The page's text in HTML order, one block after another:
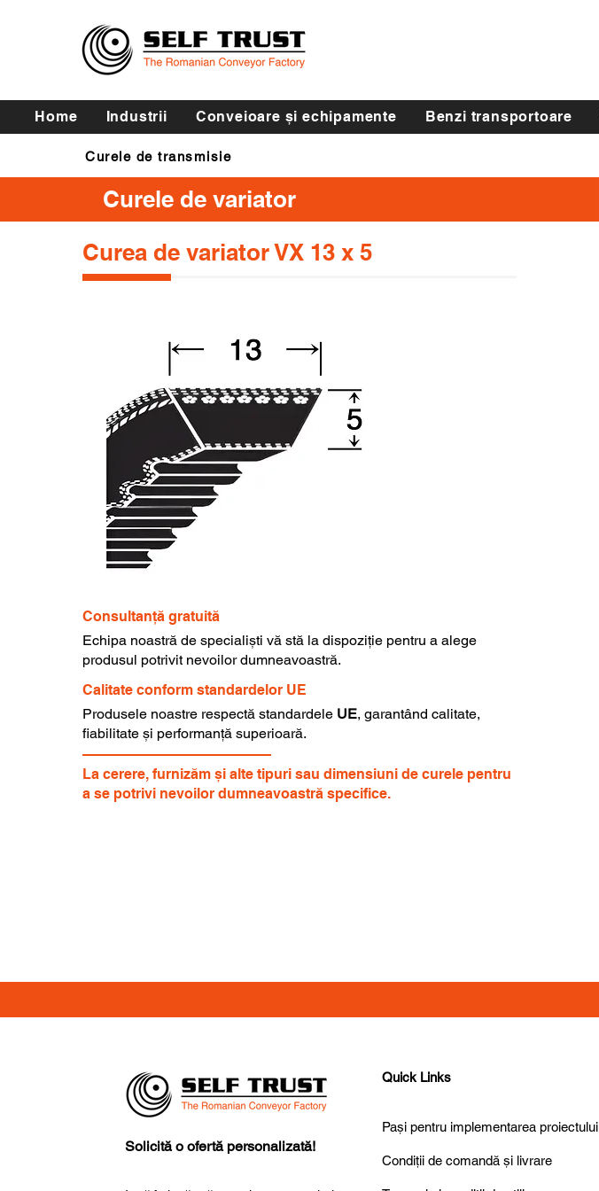
Home Industrii Conveioare și echipamente Benzi transportoare
Curele de transmisie
Curele de variator
Curea de variator VX 13 x 5
Consultanță gratuită
Echipa noastră de specialiști vă stă la dispoziție pentru a alege
produsul potrivit nevoilor dumneavoastră.
Calitate conform standardelor UE
Produsele noastre respectă standardele UE, garantând calitate,
fiabilitate și performanță superioară.
La cerere, furnizăm și alte tipuri sau dimensiuni de curele pentru
a se potrivi nevoilor dumneavoastră specifice.
Solicită o ofertă personalizată!
Quick Links
Pași pentru implementarea proiectului
Condiții de comandă și livrare